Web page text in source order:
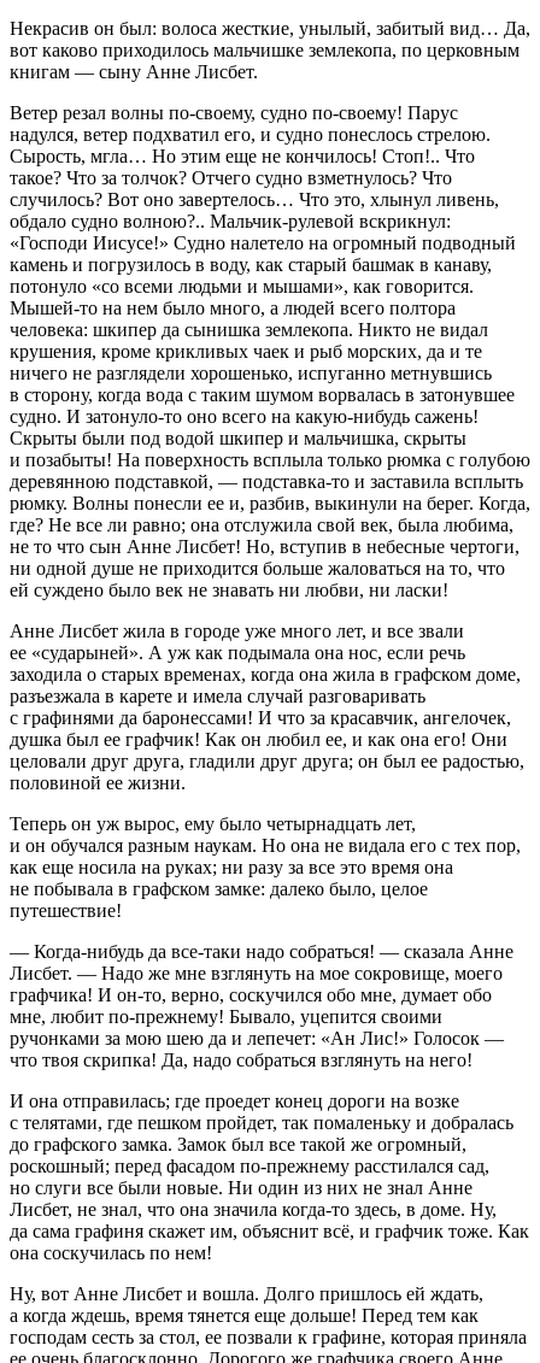
Некрасив он был: волоса жесткие, унылый, забитый вид… Да,
вот каково приходилось мальчишке землекопа, по церковным
книгам — сыну Анне Лисбет.
Ветер резал волны по-своему, судно по-своему! Парус
надулся, ветер подхватил его, и судно понеслось стрелою.
Сырость, мгла… Но этим еще не кончилось! Стоп!.. Что
такое? Что за толчок? Отчего судно взметнулось? Что
случилось? Вот оно завертелось… Что это, хлынул ливень,
обдало судно волною?.. Мальчик-рулевой вскрикнул:
«Господи Иисусе!» Судно налетело на огромный подводный
камень и погрузилось в воду, как старый башмак в канаву,
потонуло «со всеми людьми и мышами», как говорится.
Мышей-то на нем было много, а людей всего полтора
человека: шкипер да сынишка землекопа. Никто не видал
крушения, кроме крикливых чаек и рыб морских, да и те
ничего не разглядели хорошенько, испуганно метнувшись
в сторону, когда вода с таким шумом ворвалась в затонувшее
судно. И затонуло-то оно всего на какую-нибудь сажень!
Скрыты были под водой шкипер и мальчишка, скрыты
и позабыты! На поверхность всплыла только рюмка с голубою
деревянною подставкой, — подставка-то и заставила всплыть
рюмку. Волны понесли ее и, разбив, выкинули на берег. Когда,
где? Не все ли равно; она отслужила свой век, была любима,
не то что сын Анне Лисбет! Но, вступив в небесные чертоги,
ни одной душе не приходится больше жаловаться на то, что
ей суждено было век не знавать ни любви, ни ласки!
Анне Лисбет жила в городе уже много лет, и все звали
ее «сударыней». А уж как подымала она нос, если речь
заходила о старых временах, когда она жила в графском доме,
разъезжала в карете и имела случай разговаривать
с графинями да баронессами! И что за красавчик, ангелочек,
душка был ее графчик! Как он любил ее, и как она его! Они
целовали друг друга, гладили друг друга; он был ее радостью,
половиной ее жизни.
Теперь он уж вырос, ему было четырнадцать лет,
и он обучался разным наукам. Но она не видала его с тех пор,
как еще носила на руках; ни разу за все это время она
не побывала в графском замке: далеко было, целое
путешествие!
— Когда-нибудь да все-таки надо собраться! — сказала Анне
Лисбет. — Надо же мне взглянуть на мое сокровище, моего
графчика! И он-то, верно, соскучился обо мне, думает обо
мне, любит по-прежнему! Бывало, уцепится своими
ручонками за мою шею да и лепечет: «Ан Лис!» Голосок —
что твоя скрипка! Да, надо собраться взглянуть на него!
И она отправилась; где проедет конец дороги на возке
с телятами, где пешком пройдет, так помаленьку и добралась
до графского замка. Замок был все такой же огромный,
роскошный; перед фасадом по-прежнему расстилался сад,
но слуги все были новые. Ни один из них не знал Анне
Лисбет, не знал, что она значила когда-то здесь, в доме. Ну,
да сама графиня скажет им, объяснит всё, и графчик тоже. Как
она соскучилась по нем!
Ну, вот Анне Лисбет и вошла. Долго пришлось ей ждать,
а когда ждешь, время тянется еще дольше! Перед тем как
господам сесть за стол, ее позвали к графине, которая приняла